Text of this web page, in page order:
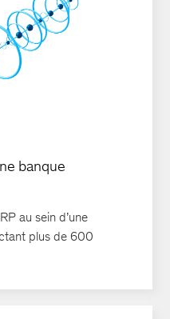
banque
au sein d’une
plus de 600